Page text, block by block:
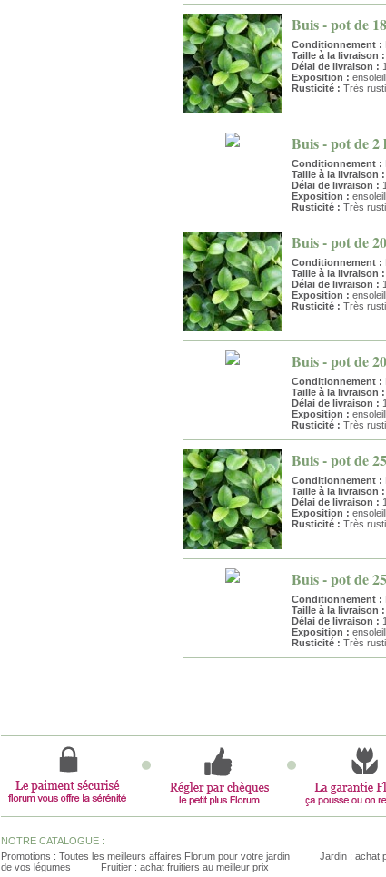
Buis - pot de
Conditionnement :
Taille à la livraison :
Délai de livraison :
Exposition :
Rusticité : Très
Buis - pot de 2
Conditionnement :
Taille à la livraison :
Délai de livraison :
Exposition :
Rusticité : Très
Buis - pot de
Conditionnement :
Taille à la livraison :
Délai de livraison :
Exposition :
Rusticité : Très
Buis - pot de
Conditionnement :
Taille à la livraison :
Délai de livraison :
Exposition :
Rusticité : Très
Buis - pot de
Conditionnement :
Taille à la livraison :
Délai de livraison :
Exposition :
Rusticité : Très
Buis - pot de
Conditionnement :
Taille à la livraison :
Délai de livraison :
Exposition :
Rusticité : Très
NOTRE CATALOGUE :
Promotions : Toutes les meilleurs affaires Florum pour votre jardin
Jardin : achat
de vos légumes
Fruitier : achat fruitiers au meilleur prix